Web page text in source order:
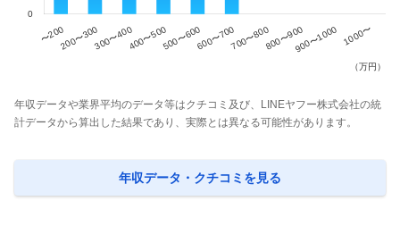
年収データや業界平均のデータ等はクチコミ及び、LINEヤフー株式会社の統
計データから算出した結果であり、実際とは異なる可能性があります。
年収データ・クチコミを見る